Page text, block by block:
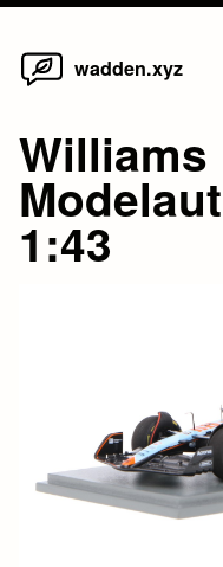
Skip
wadden.xyz
Williams
1:43